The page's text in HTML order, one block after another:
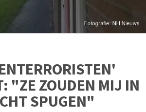
"ZE ZOUDEN MIJ IN
SPUGEN"